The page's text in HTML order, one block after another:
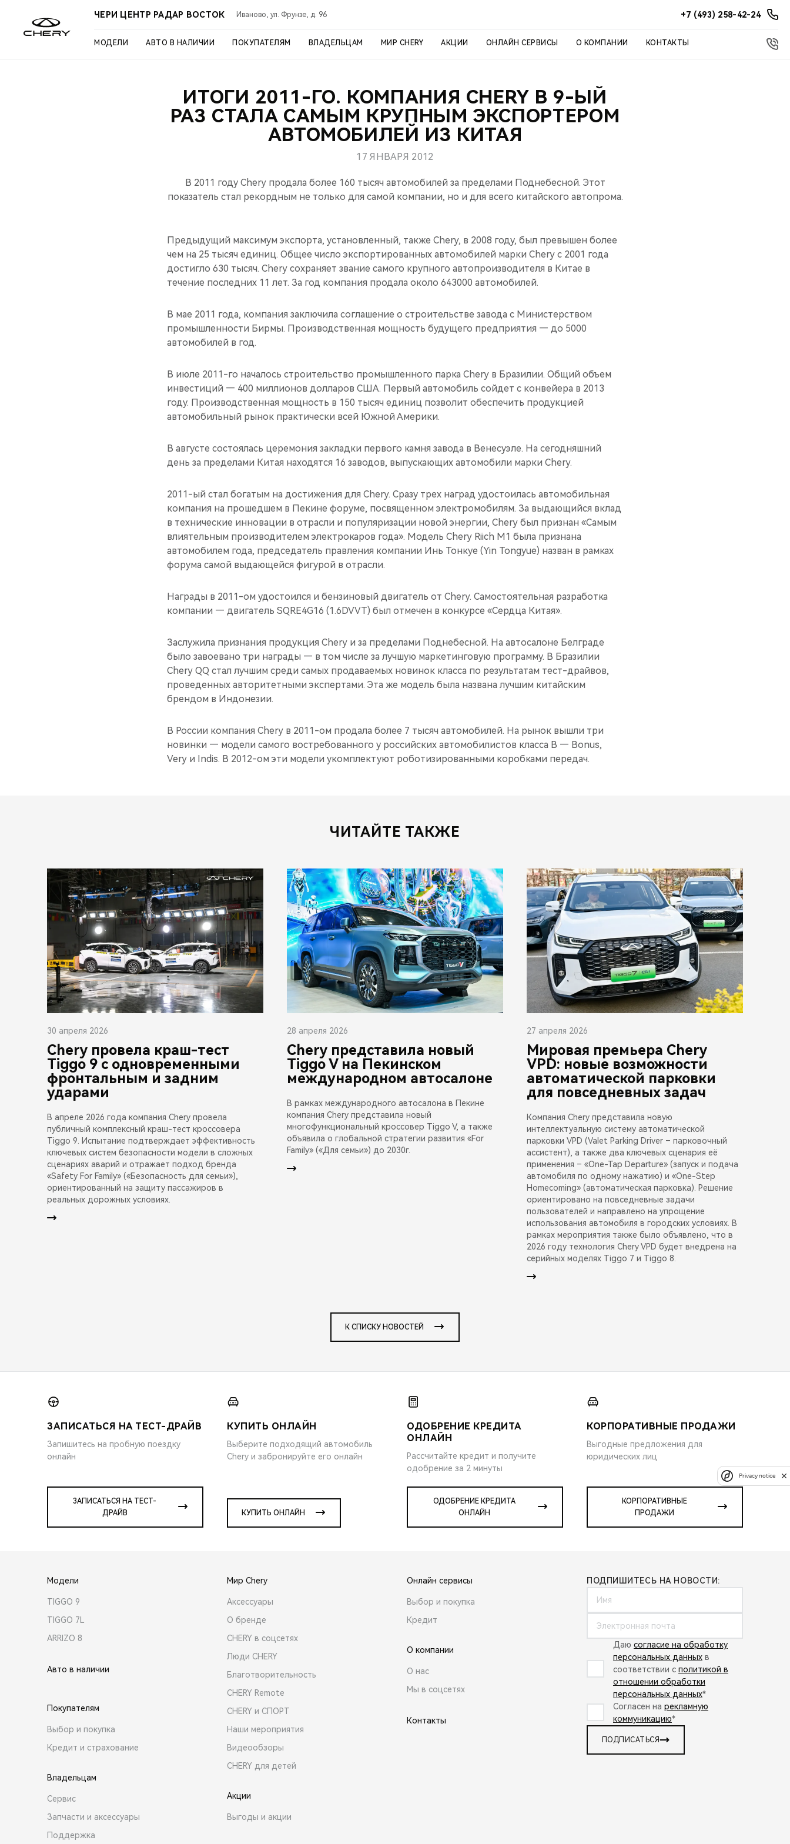
ЧЕРИ ЦЕНТР РАДАР ВОСТОК Иваново, ул. Фрунзе, д. 96 +7 (493) 258-42-24
МОДЕЛИ АВТО В НАЛИЧИИ ПОКУПАТЕЛЯМ ВЛАДЕЛЬЦАМ МИР CHERY АКЦИИ ОНЛАЙН СЕРВИСЫ О КОМПАНИИ КОНТАКТЫ
ИТОГИ 2011-ГО. КОМПАНИЯ CHERY В 9-ЫЙ
РАЗ СТАЛА САМЫМ КРУПНЫМ ЭКСПОРТЕРОМ
АВТОМОБИЛЕЙ ИЗ КИТАЯ
17 ЯНВАРЯ 2012
В 2011 году Chery продала более 160 тысяч автомобилей за пределами Поднебесной. Этот
показатель стал рекордным не только для самой компании, но и для всего китайского автопрома.
Предыдущий максимум экспорта, установленный, также Chery, в 2008 году, был превышен более
чем на 25 тысяч единиц. Общее число экспортированных автомобилей марки Chery с 2001 года
достигло 630 тысяч. Chery сохраняет звание самого крупного автопроизводителя в Китае в
течение последних 11 лет. За год компания продала около 643000 автомобилей.
В мае 2011 года, компания заключила соглашение о строительстве завода с Министерством
промышленности Бирмы. Производственная мощность будущего предприятия — до 5000
автомобилей в год.
В июле 2011-го началось строительство промышленного парка Chery в Бразилии. Общий объем
инвестиций — 400 миллионов долларов США. Первый автомобиль сойдет с конвейера в 2013
году. Производственная мощность в 150 тысяч единиц позволит обеспечить продукцией
автомобильный рынок практически всей Южной Америки.
В августе состоялась церемония закладки первого камня завода в Венесуэле. На сегодняшний
день за пределами Китая находятся 16 заводов, выпускающих автомобили марки Chery.
2011-ый стал богатым на достижения для Chery. Сразу трех наград удостоилась автомобильная
компания на прошедшем в Пекине форуме, посвященном электромобилям. За выдающийся вклад
в технические инновации в отрасли и популяризации новой энергии, Chery был признан «Самым
влиятельным производителем электрокаров года». Модель Chery Riich M1 была признана
автомобилем года, председатель правления компании Инь Тонкуе (Yin Tongyue) назван в рамках
форума самой выдающейся фигурой в отрасли.
Награды в 2011-ом удостоился и бензиновый двигатель от Chery. Самостоятельная разработка
компании — двигатель SQRE4G16 (1.6DVVT) был отмечен в конкурсе «Сердца Китая».
Заслужила признания продукция Chery и за пределами Поднебесной. На автосалоне Белграде
было завоевано три награды — в том числе за лучшую маркетинговую программу. В Бразилии
Chery QQ стал лучшим среди самых продаваемых новинок класса по результатам тест-драйвов,
проведенных авторитетными экспертами. Эта же модель была названа лучшим китайским
брендом в Индонезии.
В России компания Chery в 2011-ом продала более 7 тысяч автомобилей. На рынок вышли три
новинки — модели самого востребованного у российских автомобилистов класса B — Bonus,
Very и Indis. В 2012-ом эти модели укомплектуют роботизированными коробками передач.
ЧИТАЙТЕ ТАКЖЕ
30 апреля 2026
Chery провела краш-тест
Tiggo 9 с одновременными
фронтальным и задним
ударами
В апреле 2026 года компания Chery провела
публичный комплексный краш-тест кроссовера
Tiggo 9. Испытание подтверждает эффективность
ключевых систем безопасности модели в сложных
сценариях аварий и отражает подход бренда
«Safety For Family» («Безопасность для семьи»),
ориентированный на защиту пассажиров в
реальных дорожных условиях.
28 апреля 2026
Chery представила новый
Tiggo V на Пекинском
международном автосалоне
В рамках международного автосалона в Пекине
компания Chery представила новый
многофункциональный кроссовер Tiggo V, а также
объявила о глобальной стратегии развития «For
Family» («Для семьи») до 2030г.
27 апреля 2026
Мировая премьера Chery
VPD: новые возможности
автоматической парковки
для повседневных задач
Компания Chery представила новую
интеллектуальную систему автоматической
парковки VPD (Valet Parking Driver – парковочный
ассистент), а также два ключевых сценария её
применения – «One-Tap Departure» (запуск и подача
автомобиля по одному нажатию) и «One-Step
Homecoming» (автоматическая парковка). Решение
ориентировано на повседневные задачи
пользователей и направлено на упрощение
использования автомобиля в городских условиях. В
рамках мероприятия также было объявлено, что в
2026 году технология Chery VPD будет внедрена на
серийных моделях Tiggo 7 и Tiggo 8.
К СПИСКУ НОВОСТЕЙ
ЗАПИСАТЬСЯ НА ТЕСТ-ДРАЙВ
Запишитесь на пробную поездку
онлайн
ЗАПИСАТЬСЯ НА ТЕСТ-
ДРАЙВ
КУПИТЬ ОНЛАЙН
Выберите подходящий автомобиль
Chery и забронируйте его онлайн
КУПИТЬ ОНЛАЙН
ОДОБРЕНИЕ КРЕДИТА
ОНЛАЙН
Рассчитайте кредит и получите
одобрение за 2 минуты
ОДОБРЕНИЕ КРЕДИТА
ОНЛАЙН
КОРПОРАТИВНЫЕ ПРОДАЖИ
Выгодные предложения для
юридических лиц
КОРПОРАТИВНЫЕ
ПРОДАЖИ
Модели
TIGGO 9
TIGGO 7L
ARRIZO 8
Авто в наличии
Покупателям
Выбор и покупка
Кредит и страхование
Владельцам
Сервис
Запчасти и аксессуары
Поддержка
Мир Chery
Аксессуары
О бренде
CHERY в соцсетях
Люди CHERY
Благотворительность
CHERY Remote
CHERY и СПОРТ
Наши мероприятия
Видеообзоры
CHERY для детей
Акции
Выгоды и акции
Онлайн сервисы
Выбор и покупка
Кредит
О компании
О нас
Мы в соцсетях
Контакты
ПОДПИШИТЕСЬ НА НОВОСТИ:
Даю согласие на обработку
персональных данных в
соответствии с политикой в
отношении обработки
персональных данных*
Согласен на рекламную
коммуникацию*
ПОДПИСАТЬСЯ
Privacy notice